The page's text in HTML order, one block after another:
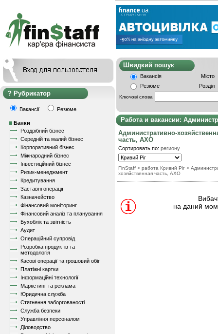
Рубрикатор
Вакансії Резюме
Банки
Роздрібний бізнес
Середній та малий бізнес
Корпоративний бізнес
Міжнародний бізнес
Інвестиційний бізнес
Ризик-менеджмент
Кредитування
Заставні операції
Казначейство
Фінансовий моніторинг
Фінансовий аналіз та планування
Бухоблік та звітність
Аудит
Операційний супровід
Розробка продуктів та
методологія
Касові операції та грошовий обіг
Платіжні картки
Інформаційні технології
Маркетинг та реклама
Юридична служба
Стягнення заборгованості
Служба безпеки
Управління персоналом
Діловодство
Швидкий
Вакансія
Місто
Резюме
Розділ
Ключові слова
Работа и вакансии:
Административно-
часть, АХО
Сортировать по: региону
FinStaff > работа Кривий Ріг >
хозяйственная часть, АХО
на даний